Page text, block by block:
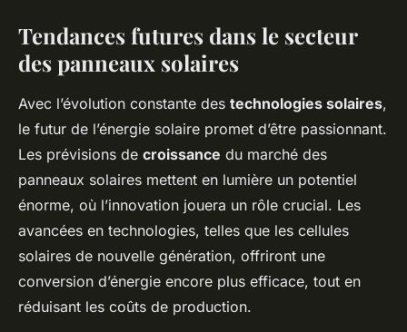
Tendances futures dans le secteur
des panneaux solaires
Avec l’évolution constante des technologies solaires,
le futur de l’énergie solaire promet d’être passionnant.
Les prévisions de croissance du marché des
panneaux solaires mettent en lumière un potentiel
énorme, où l’innovation jouera un rôle crucial. Les
avancées en technologies, telles que les cellules
solaires de nouvelle génération, offriront une
conversion d’énergie encore plus efficace, tout en
réduisant les coûts de production.